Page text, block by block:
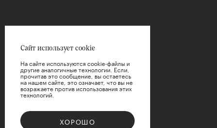
Сайт использует cookie
На сайте используются cookie-файлы и
другие аналогичные технологии. Если,
прочитав это сообщение, вы остаетесь
на нашем сайте, это означает, что вы не
возражаете против использования этих
технологий.
ХОРОШО